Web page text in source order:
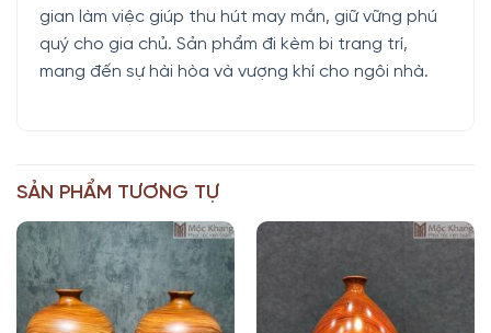
gian làm việc giúp thu hút may mắn, giữ vững phú
quý cho gia chủ. Sản phẩm đi kèm bi trang trí,
mang đến sự hài hòa và vượng khí cho ngôi nhà.
SẢN PHẨM TƯƠNG TỰ